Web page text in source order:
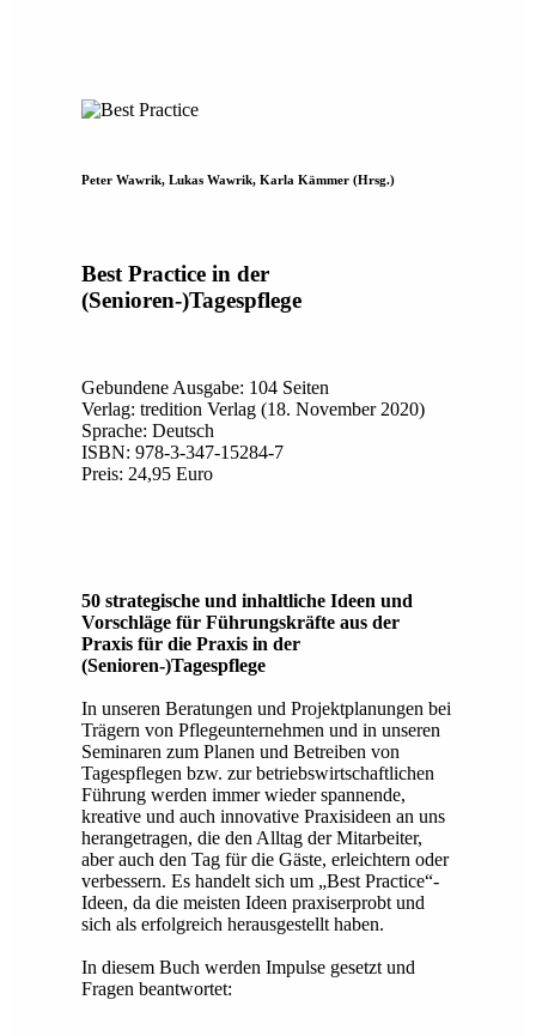
Peter Wawrik, Lukas Wawrik, Karla Kämmer (Hrsg.)
Best Practice in der
(Senioren-)Tagespflege
Gebundene Ausgabe: 104 Seiten
Verlag: tredition Verlag (18. November 2020)
Sprache: Deutsch
ISBN: 978-3-347-15284-7
Preis: 24,95 Euro
50 strategische und inhaltliche Ideen und
Vorschläge für Führungskräfte aus der
Praxis für die Praxis in der
(Senioren-)Tagespflege
In unseren Beratungen und Projektplanungen bei
Trägern von Pflegeunternehmen und in unseren
Seminaren zum Planen und Betreiben von
Tagespflegen bzw. zur betriebswirtschaftlichen
Führung werden immer wieder spannende,
kreative und auch innovative Praxisideen an uns
herangetragen, die den Alltag der Mitarbeiter,
aber auch den Tag für die Gäste, erleichtern oder
verbessern. Es handelt sich um „Best Practice“-
Ideen, da die meisten Ideen praxiserprobt und
sich als erfolgreich herausgestellt haben.
In diesem Buch werden Impulse gesetzt und
Fragen beantwortet: